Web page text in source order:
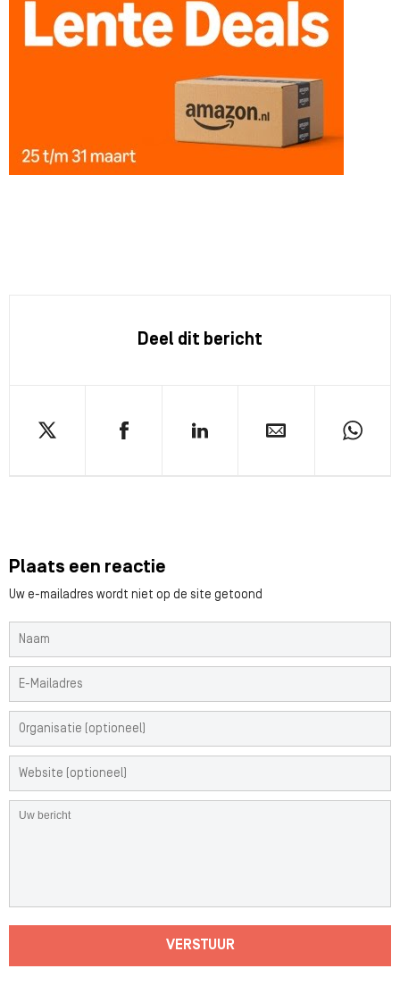
Deel dit bericht
Plaats een reactie
Uw e-mailadres wordt niet op de site getoond
VERSTUUR